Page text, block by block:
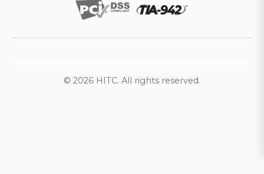
© 2026 HITC. All rights reserved.